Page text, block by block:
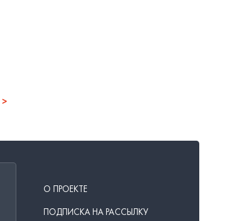
О ПРОЕКТЕ
ПОДПИСКА НА РАССЫЛКУ